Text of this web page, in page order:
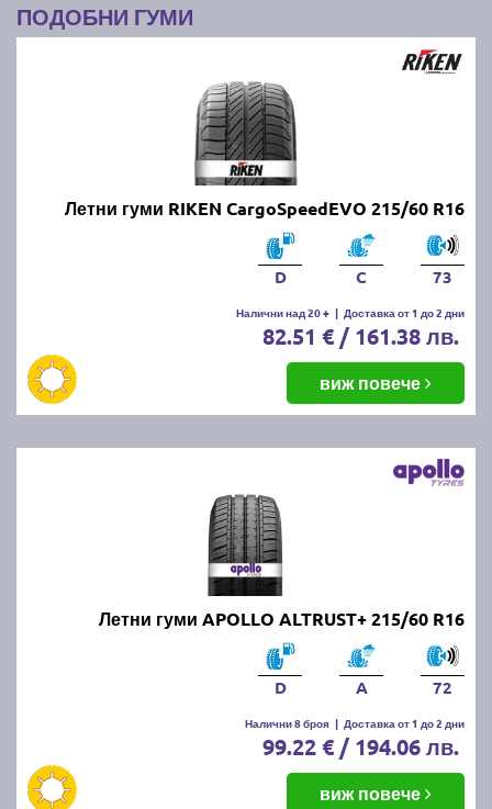
ПОДОБНИ ГУМИ
Летни гуми RIKEN CargoSpeedEVO 215/60 R16
D C 73
Налични над 20 + | Доставка от 1 до 2 дни
82.51 € / 161.38 лв.
виж повече
Летни гуми APOLLO ALTRUST+ 215/60 R16
D A 72
Налични 8 броя | Доставка от 1 до 2 дни
99.22 € / 194.06 лв.
виж повече